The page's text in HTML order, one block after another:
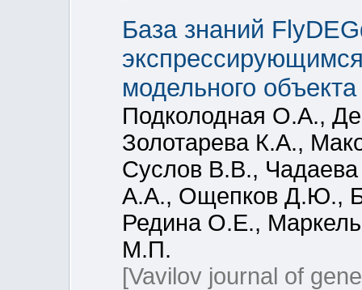
База знаний
модельного
Подколодная О.А.,
Золотарева К.А.,
Суслов В.В.,
А.А., Ощепков Д.Ю.,
Редина О.Е.,
М.П.
[Vavilov journal of